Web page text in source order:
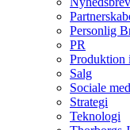
Personlig
PR
Produktion
Salg
Sociale
Strategi
Teknologi